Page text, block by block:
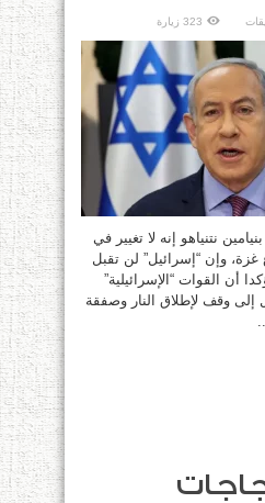
سندخل
رفح
سواء
بصفقة
بدونها
مغلقة
323 زيارة
نتنياهو إنه لا تغيير في
وإن “إسرائيل” لن تقبل
أن القوات “الإسرائيلية”
إلى وقف لإطلاق النار وصفقة